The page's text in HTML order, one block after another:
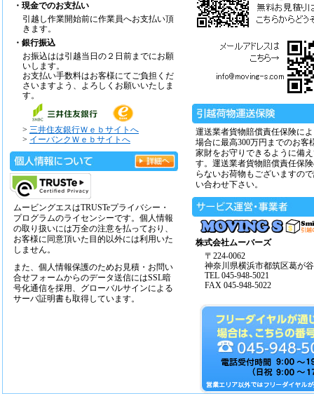
・現金でのお支払い
引越し作業開始前に作業員へお支払い頂
きます。
・銀行振込
お振込はは引越当日の２日前までにお願
いします。
お支払い手数料はお客様にてご負担くだ
さいますよう、よろしくお願いいたしま
す。
> 三井住友銀行Ｗｅｂサイトへ
> イーバンクＷｅｂサイトへ
ムービングエスはTRUSTeプライバシー・
プログラムのライセンシーです。個人情報
の取り扱いには万全の注意を払っており、
お客様に同意頂いた目的以外には利用いた
しません。
また、個人情報保護のためお見積・お問い
合せフォームからのデータ送信にはSSL暗
号化通信を採用、グローバルサインによる
サーバ証明書も取得しています。
運送業者貨物賠償責任保険に
場合に最高300万円までのお客
家財をお守りできるように備
す。運送業者貨物賠償責任保
らないお荷物もございますの
い合わせ下さい。
株式会社ムーバーズ
〒224-0062
神奈川県横浜市都筑区葛が
TEL 045-948-5021
FAX 045-948-5022